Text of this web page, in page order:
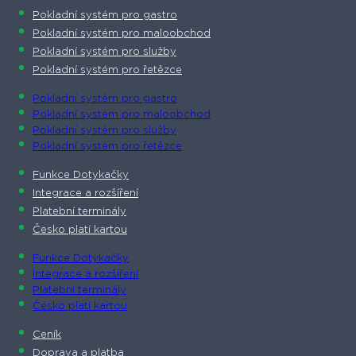
Pokladní systém pro gastro
Pokladní systém pro maloobchod
Pokladní systém pro služby
Pokladní systém pro řetězce
Pokladní systém pro gastro
Pokladní systém pro maloobchod
Pokladní systém pro služby
Pokladní systém pro řetězce
Funkce Dotykačky
Integrace a rozšíření
Platební terminály
Česko platí kartou
Funkce Dotykačky
Integrace a rozšíření
Platební terminály
Česko platí kartou
Ceník
Doprava a platba